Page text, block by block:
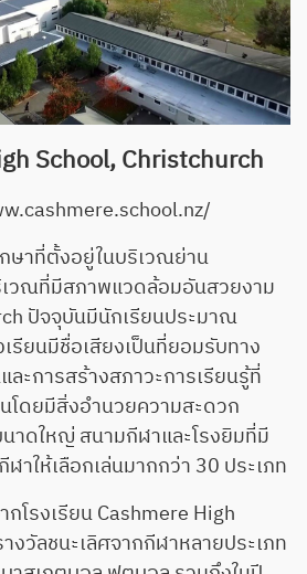
School, Christchurch
ที่ตั้งอยู่ในบริเวณย่าน
เวณที่มีสภาพแวดล้อมอันสวยงาม
ปัจจุบันมีนักเรียนประมาณ
รียนมีชื่อเสียงเป็นที่ยอมรับทาง
ะการสร้างสภาวะการเรียนรู้ที่
โดยมีสิ่งอำนวยความสะดวก
าดใหญ่ สนามกีฬาและโรงยิมที่มี
าให้เลือกเล่นมากกว่า 30 ประเภท
งเรียน Cashmere High
งวัลชนะเลิศจากกีฬาหลายประเภท